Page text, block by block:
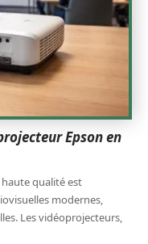
Epson en
qualité est
modernes,
Les vidéoprojecteurs,